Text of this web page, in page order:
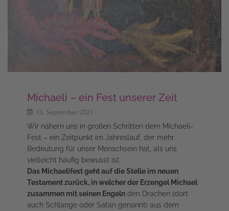
Michaeli – ein Fest unserer Zeit
13. September 2021
Wir nähern uns in großen Schritten dem Michaeli-
Fest – ein Zeitpunkt im Jahreslauf, der mehr
Bedeutung für unser Menschsein hat, als uns
vielleicht häufig bewusst ist.
Das Michaelifest geht auf die Stelle im neuen
Testament zurück, in welcher der Erzengel Michael
zusammen mit seinen Engelnden Drachen (dort
auch Schlange oder Satan genannt) aus dem